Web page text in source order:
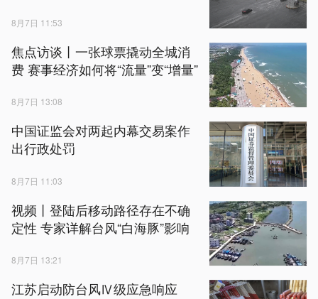
8月7日 11:53
焦点访谈丨一张球票撬动全城消
费 赛事经济如何将“流量”变“增量”
8月7日 13:08
中国证监会对两起内幕交易案作
出行政处罚
8月7日 11:03
视频丨登陆后移动路径存在不确
定性 专家详解台风“白海豚”影响
8月7日 13:21
江苏启动防台风Ⅳ级应急响应